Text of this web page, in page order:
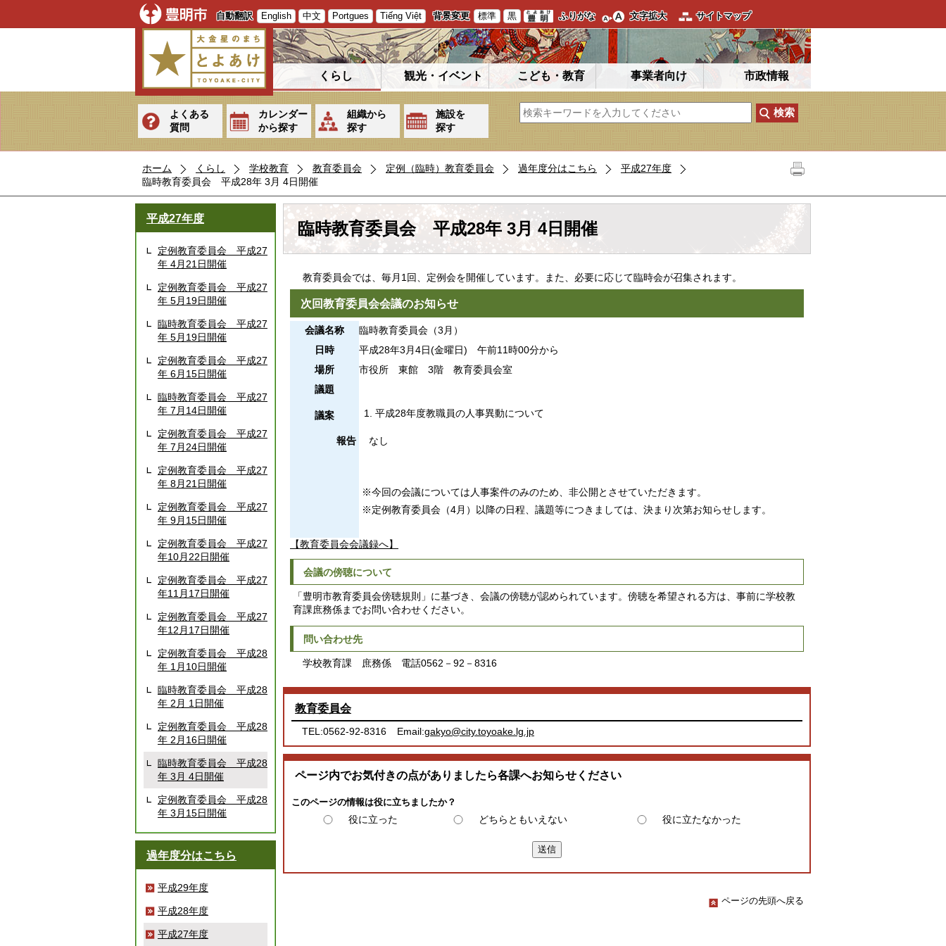
自動翻訳 English 中文 Portgues Tiếng Việt 背景変更 標準 黒 ふりがな 文字拡大 サイトマップ
くらし 観光・イベント こども・教育 事業者向け 市政情報
よくある
質問
カレンダー
から探す
組織から
探す
施設を
探す
ホーム くらし 学校教育 教育委員会 定例（臨時）教育委員会 過年度分はこちら
平成27年度
臨時教育委員会 平成28年 3月 4日開催
平成27年度
定例教育委員会 平成27
年 4月21日開催
定例教育委員会 平成27
年 5月19日開催
臨時教育委員会 平成27
年 5月19日開催
定例教育委員会 平成27
年 6月15日開催
臨時教育委員会 平成27
年 7月14日開催
定例教育委員会 平成27
年 7月24日開催
定例教育委員会 平成27
年 8月21日開催
定例教育委員会 平成27
年 9月15日開催
定例教育委員会 平成27
年10月22日開催
定例教育委員会 平成27
年11月17日開催
定例教育委員会 平成27
年12月17日開催
定例教育委員会 平成28
年 1月10日開催
臨時教育委員会 平成28
年 2月 1日開催
定例教育委員会 平成28
年 2月16日開催
臨時教育委員会 平成28
年 3月 4日開催
定例教育委員会 平成28
年 3月15日開催
過年度分はこちら
平成29年度
平成28年度
平成27年度
臨時教育委員会 平成28年 3月 4日開催
教育委員会では、毎月1回、定例会を開催しています。また、必要に応じて臨時会が召集されます。
次回教育委員会会議のお知らせ
会議名称
臨時教育委員会（3月）
日時
平成28年3月4日(金曜日) 午前11時00分から
場所
市役所 東館 3階 教育委員会室
議題
議案 平成28年度教職員の人事異動について
報告 なし
※今回の会議については人事案件のみのため、非公開とさせていただきます。
※定例教育委員会（4月）以降の日程、議題等につきましては、決まり次第お知らせします。
【教育委員会会議録へ】
会議の傍聴について
「豊明市教育委員会傍聴規則」に基づき、会議の傍聴が認められています。傍聴を希望される方は、事前に学校教
育課庶務係までお問い合わせください。
問い合わせ先
学校教育課 庶務係 電話0562－92－8316
教育委員会
TEL:0562-92-8316 Email:gakyo@city.toyoake.lg.jp
ページ内でお気付きの点がありましたら各課へお知らせください
このページの情報は役に立ちましたか？
役に立った どちらともいえない 役に立たなかった
ページの先頭へ戻る